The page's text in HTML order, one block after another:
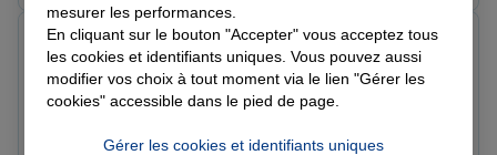
Note de 5 sur 5
Le 28/03/2026 - Agence MONTELIMAR H.D.V.
Leila N.
Prendre un RDV Voir l'agence
mesurer les performances.
En cliquant sur le bouton "Accepter" vous acceptez tous
les cookies et identifiants uniques. Vous pouvez aussi
modifier vos choix à tout moment via le lien "Gérer les
cookies" accessible dans le pied de page.
Gérer les cookies et identifiants uniques